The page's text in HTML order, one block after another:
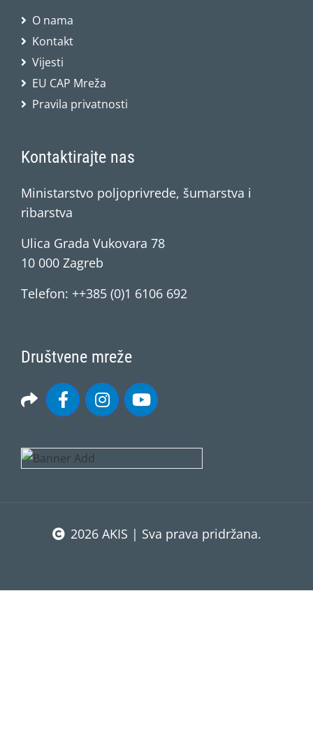
O nama
Kontakt
Vijesti
EU CAP Mreža
Pravila privatnosti
Kontaktirajte nas
Ministarstvo poljoprivrede, šumarstva i
ribarstva
Ulica Grada Vukovara 78
10 000 Zagreb
Telefon: ++385 (0)1 6106 692
Društvene mreže
2026 AKIS | Sva prava pridržana.